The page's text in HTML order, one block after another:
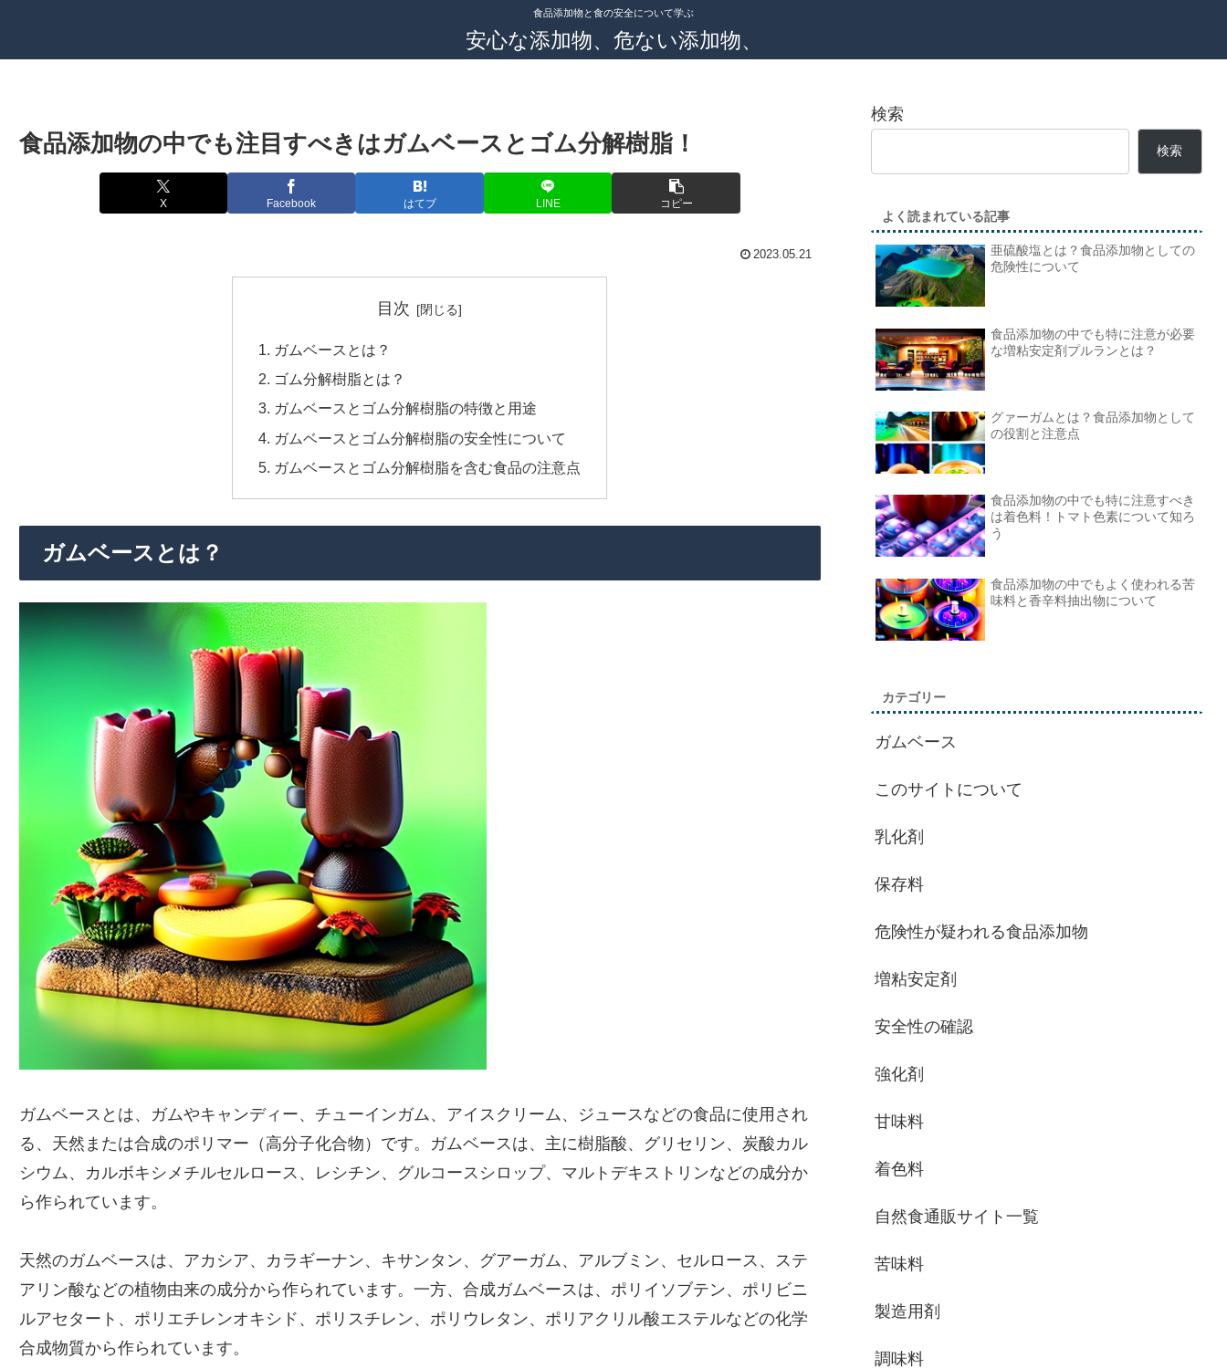
食品添加物と食の安全について学ぶ
安心な添加物、危ない添加物、
食品添加物の中でも注目すべきはガムベースとゴム分解樹脂！
X Facebook はてブ LINE コピー
2023.05.21
目次
ガムベースとは？
ゴム分解樹脂とは？
ガムベースとゴム分解樹脂の特徴と用途
ガムベースとゴム分解樹脂の安全性について
ガムベースとゴム分解樹脂を含む食品の注意点
ガムベースとは？
ガムベースとは、ガムやキャンディー、チューインガム、アイスクリーム、ジュースなどの食品に使用され
る、天然または合成のポリマー（高分子化合物）です。ガムベースは、主に樹脂酸、グリセリン、炭酸カル
シウム、カルボキシメチルセルロース、レシチン、グルコースシロップ、マルトデキストリンなどの成分か
ら作られています。
天然のガムベースは、アカシア、カラギーナン、キサンタン、グアーガム、アルブミン、セルロース、ステ
アリン酸などの植物由来の成分から作られています。一方、合成ガムベースは、ポリイソブテン、ポリビニ
ルアセタート、ポリエチレンオキシド、ポリスチレン、ポリウレタン、ポリアクリル酸エステルなどの化学
合成物質から作られています。
検索
検索
よく読まれている記事
亜硫酸塩とは？食品添加物としての
危険性について
食品添加物の中でも特に注意が必要
な増粘安定剤プルランとは？
グァーガムとは？食品添加物として
の役割と注意点
食品添加物の中でも特に注意すべき
は着色料！トマト色素について知ろ
う
食品添加物の中でもよく使われる苦
味料と香辛料抽出物について
カテゴリー
ガムベース
このサイトについて
乳化剤
保存料
危険性が疑われる食品添加物
増粘安定剤
安全性の確認
強化剤
甘味料
着色料
自然食通販サイト一覧
苦味料
製造用剤
調味料